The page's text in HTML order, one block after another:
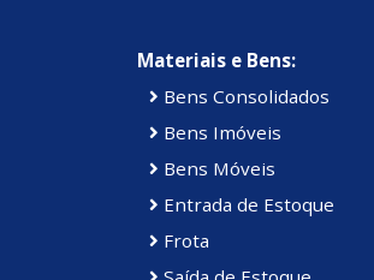
Materiais e Bens:
Bens Consolidados
Bens Imóveis
Bens Móveis
Entrada de Estoque
Frota